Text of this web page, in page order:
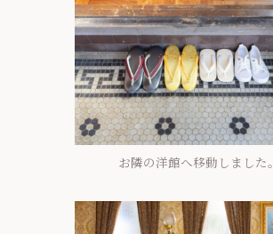
お隣の洋館へ移動しました。